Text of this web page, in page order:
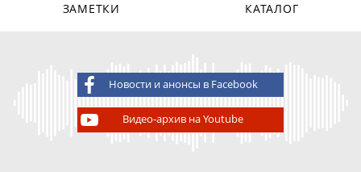
ЗАМЕТКИ
КАТАЛОГ
Новости и анонсы в Facebook
Видео-архив на Youtube